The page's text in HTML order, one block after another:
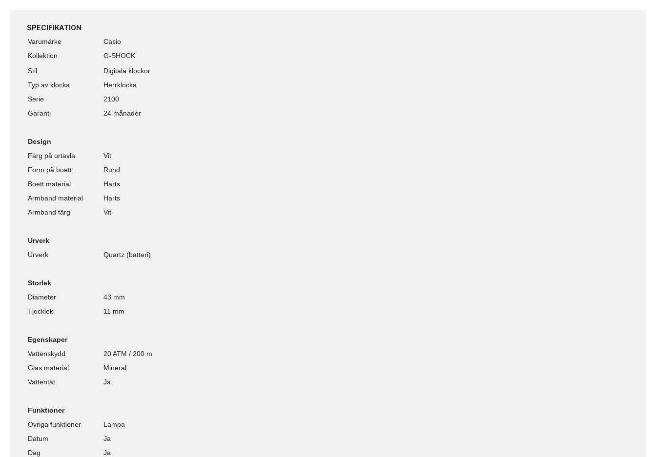
SPECIFIKATION
Varumärke
Casio
Kollektion
G-SHOCK
Stil
Digitala klockor
Typ av klocka
Herrklocka
Serie
2100
Garanti
24 månader
Design
Färg på urtavla
Vit
Form på boett
Rund
Boett material
Harts
Armband material
Harts
Armband färg
Vit
Urverk
Urverk
Quartz (batteri)
Storlek
Diameter
43 mm
Tjocklek
11 mm
Egenskaper
Vattenskydd
20 ATM / 200 m
Glas material
Mineral
Vattentät
Ja
Funktioner
Övriga funktioner
Lampa
Datum
Ja
Dag
Ja